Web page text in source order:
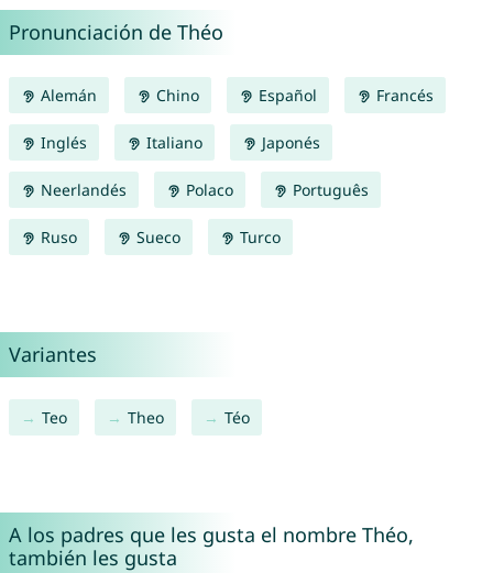
Pronunciación de Théo
Alemán Chino Español Francés
Inglés Italiano Japonés
Neerlandés Polaco Português
Ruso Sueco Turco
Variantes
Teo Theo Téo
A los padres que les gusta el nombre Théo,
también les gusta